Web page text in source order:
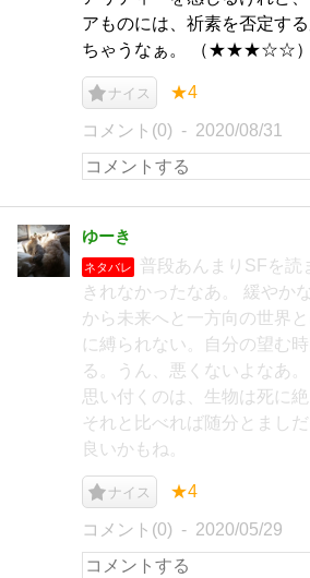
アものには、祈素を否定す
ちゃうなぁ。 （★★★☆☆）
ナイス ★4
コメント(0) 2020/08/31
ゆーき
ネタバレ
普段あんまりSFを読
きれなかったなあ。 緩やか
から未来へと一方向の世界
に縛られない。自分の望む
る。うん、悪くないよなあ
思い付くのは、生物は死に
それと比べれば随分とまし
良いかもね。
ナイス ★4
コメント(0) 2020/05/29